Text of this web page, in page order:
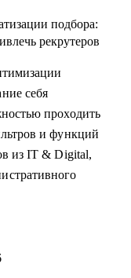
перерыва от
имею высшее
информационной
Яндекс
(Сколтех).
курсах, чтобы
подбора:
рекрутеров
себя
проходить
и функций
из IT & Digital,